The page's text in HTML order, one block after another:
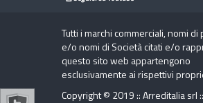
Tutti i marchi commerciali, nomi
e/o nomi di Società citati e/o
questo sito web appartengono
esclusivamente ai rispettivi
Copyright © 2019 :: Arreditalia srl